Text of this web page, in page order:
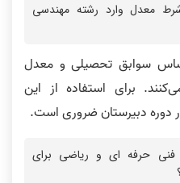
معدل وارد رشته مهندسی
سوابق تحصیلی و معدل
برای استفاده از این
دوره دبیرستان ضروری است.
فنی حرفه ای و ریاضی برای